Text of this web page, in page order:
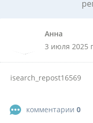
Анна
3 июля 2025
isearch_repost16569
комментарии 0